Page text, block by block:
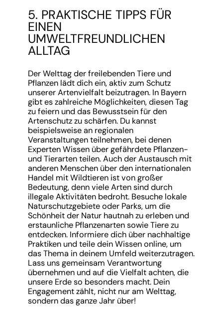
5. PRAKTISCHE TIPPS FÜR
EINEN
UMWELTFREUNDLICHEN
ALLTAG
Der Welttag der freilebenden Tiere und
Pflanzen lädt dich ein, aktiv zum Schutz
unserer Artenvielfalt beizutragen. In Bayern
gibt es zahlreiche Möglichkeiten, diesen Tag
zu feiern und das Bewusstsein für den
Artenschutz zu schärfen. Du kannst
beispielsweise an regionalen
Veranstaltungen teilnehmen, bei denen
Experten Wissen über gefährdete Pflanzen-
und Tierarten teilen. Auch der Austausch mit
anderen Menschen über den internationalen
Handel mit Wildtieren ist von großer
Bedeutung, denn viele Arten sind durch
illegale Aktivitäten bedroht. Besuche lokale
Naturschutzgebiete oder Parks, um die
Schönheit der Natur hautnah zu erleben und
erstaunliche Pflanzenarten sowie Tiere zu
entdecken. Informiere dich über nachhaltige
Praktiken und teile dein Wissen online, um
das Thema in deinem Umfeld weiterzutragen.
Lass uns gemeinsam Verantwortung
übernehmen und auf die Vielfalt achten, die
unsere Erde so besonders macht. Dein
Engagement zählt, nicht nur am Welttag,
sondern das ganze Jahr über!